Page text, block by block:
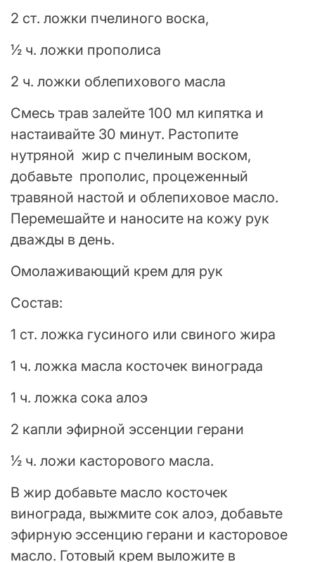
2 ст. ложки пчелиного воска,
½ ч. ложки прополиса
2 ч. ложки облепихового масла
Смесь трав залейте 100 мл кипятка и
настаивайте 30 минут. Растопите
нутряной жир с пчелиным воском,
добавьте прополис, процеженный
травяной настой и облепиховое масло.
Перемешайте и наносите на кожу рук
дважды в день.
Омолаживающий крем для рук
Состав:
1 ст. ложка гусиного или свиного жира
1 ч. ложка масла косточек винограда
1 ч. ложка сока алоэ
2 капли эфирной эссенции герани
½ ч. ложи касторового масла.
В жир добавьте масло косточек
винограда, выжмите сок алоэ, добавьте
эфирную эссенцию герани и касторовое
масло. Готовый крем выложите в